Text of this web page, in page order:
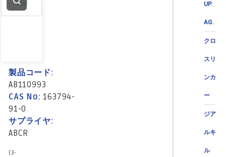
UP.
AG.
クロ
スリ
ンカ
ー
ジア
ルキ
ル
製品コード:
AB110993
CAS No:163794-
91-0
サプライヤ:
ABCR
(3-